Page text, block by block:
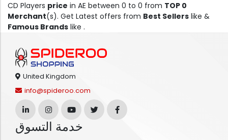
CD Players price in AE between 0 to 0 from TOP 0
Merchant(s). Get Latest offers from Best Sellers like &
Famous Brands like .
United Kingdom
info@spideroo.com
خدمة التسوق